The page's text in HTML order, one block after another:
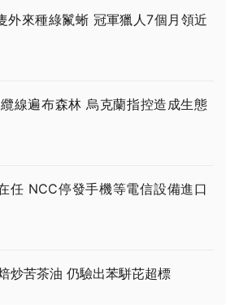
外來種綠鬣蜥 冠軍獵人7個月領近
線遍布森林 烏克蘭指控造成生態
任 NCC停發手機等電信設備進口
炒苦茶油 仍驗出苯駢芘超標